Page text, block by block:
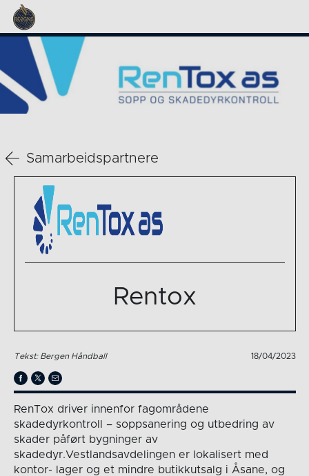
Samarbeidspartnere
Rentox
Tekst: Bergen Håndball 18/04/2023
RenTox driver innenfor fagområdene
skadedyrkontroll – soppsanering og utbedring av
skader påført bygninger av
skadedyr.Vestlandsavdelingen er lokalisert med
kontor- lager og et mindre butikkutsalg i Åsane, og